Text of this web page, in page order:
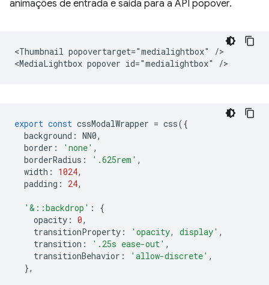
animações de entrada e saída para a API popover.
<Thumbnail popovertarget="medialightbox" />
export const cssModalWrapper = css({
background : NN0,
border : 'none' ,
borderRadius : '.625rem' ,
width : 1024,
padding : 24,
'&::backdrop' :
{
opacity : 0,
transitionProperty : 'opacity, display' ,
transition : '.25s ease-out' ,
transitionBehavior : 'allow-discrete' ,
},